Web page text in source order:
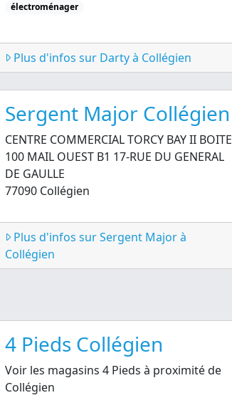
électroménager
Plus d'infos sur Darty à Collégien
Sergent Major Collégien
CENTRE COMMERCIAL TORCY BAY II BOITE
100 MAIL OUEST B1 17-RUE DU GENERAL
DE GAULLE
77090 Collégien
Plus d'infos sur Sergent Major à
Collégien
4 Pieds Collégien
Voir les magasins 4 Pieds à proximité de
Collégien